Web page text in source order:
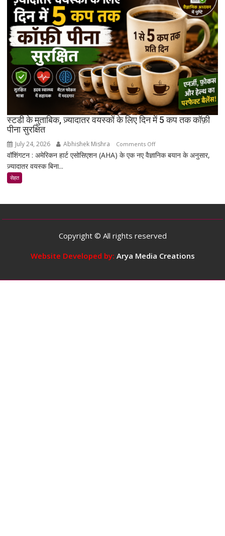
है
जो
बढ़ने
के
साथ
मांसपेशियों
की
मरम्मत
को
बेहतर
है
स्टडी के मुताबिक, ज़्यादातर वयस्कों के लिए दिन में 5 कप तक कॉफ़ी
पीना सुरक्षित
July 24, 2026 Abhishek Mishra Comments Offon
स्टडी
लिए
5
वॉशिंगटन : अमेरिकन हार्ट एसोसिएशन (AHA) के एक नए वैज्ञानिक बयान के अनुसार,
ज़्यादातर वयस्क बिना...
सेहत
Copyright © All rights reserved
Website Developed by: Arya Media Creations